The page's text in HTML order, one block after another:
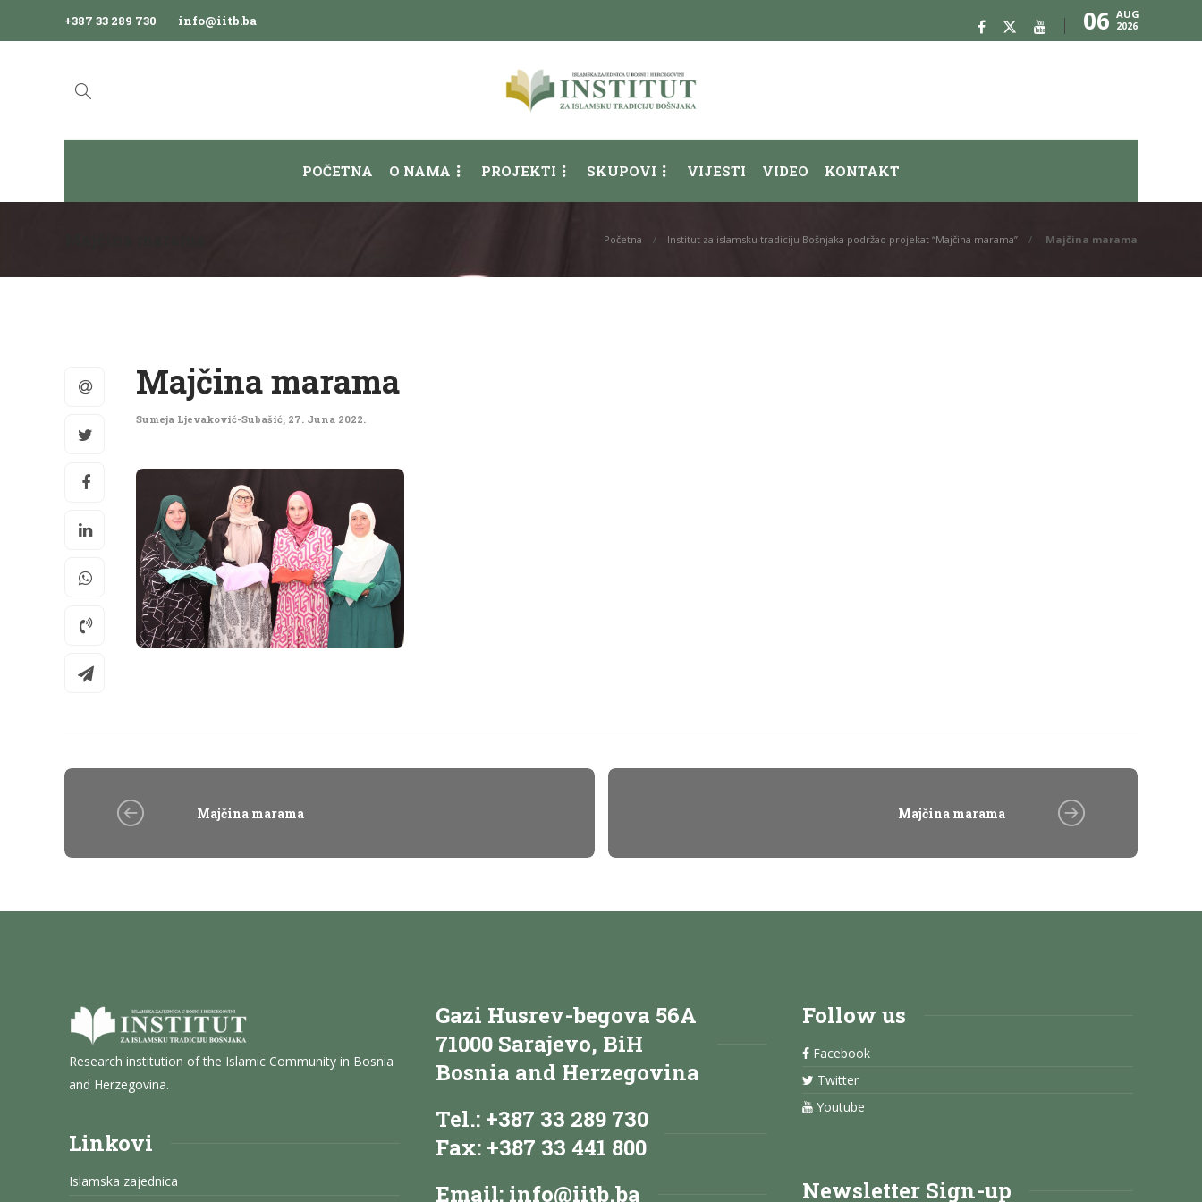
+387 33 289 730 info@iitb.ba 06 AUG
2026
POČETNA O NAMA PROJEKTI SKUPOVI VIJESTI VIDEO KONTAKT
Početna Institut za islamsku tradiciju Bošnjaka podržao projekat “Majčina marama” Majčina marama
Majčina marama
Sumeja Ljevaković-Subašić, 27. Juna 2022.
Majčina marama Majčina marama
Research institution of the Islamic Community in Bosnia
and Herzegovina.
Linkovi
Islamska zajednica
Gazi Husrev-begova 56A
71000 Sarajevo, BiH
Bosnia and Herzegovina
Tel.: +387 33 289 730
Fax: +387 33 441 800
Email: info@iitb.ba
Follow us
Facebook
Twitter
Youtube
Newsletter Sign-up